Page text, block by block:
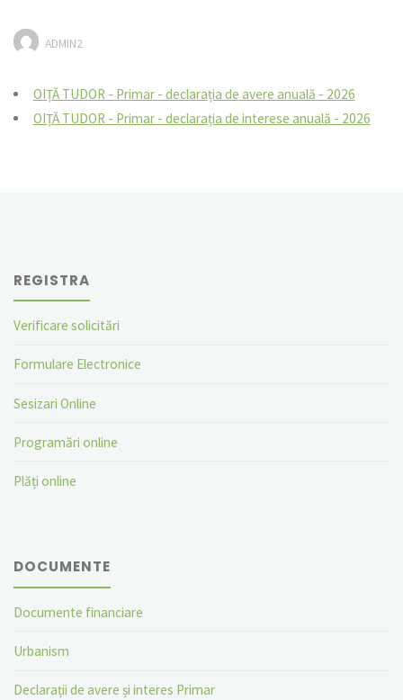
ADMIN2
OIȚĂ TUDOR - Primar - declarația de avere anuală - 2026
OIȚĂ TUDOR - Primar - declarația de interese anuală - 2026
REGISTRA
Verificare solicitări
Formulare Electronice
Sesizari Online
Programări online
Plăți online
DOCUMENTE
Documente financiare
Urbanism
Declarații de avere și interes Primar